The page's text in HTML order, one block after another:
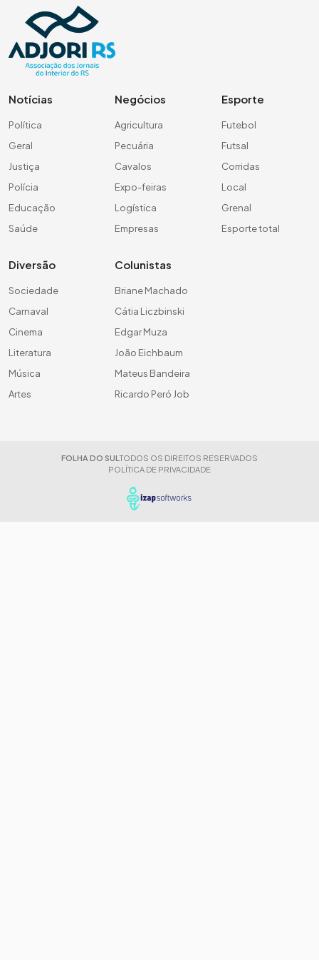
Notícias
Política
Geral
Justiça
Polícia
Educação
Saúde
Negócios
Agricultura
Pecuária
Cavalos
Expo-feiras
Logística
Empresas
Esporte
Futebol
Futsal
Corridas
Local
Grenal
Esporte total
Diversão
Sociedade
Carnaval
Cinema
Literatura
Música
Artes
Colunistas
Briane Machado
Cátia Liczbinski
Edgar Muza
João Eichbaum
Mateus Bandeira
Ricardo Peró Job
FOLHA DO SUL TODOS OS DIREITOS RESERVADOS
POLÍTICA DE PRIVACIDADE